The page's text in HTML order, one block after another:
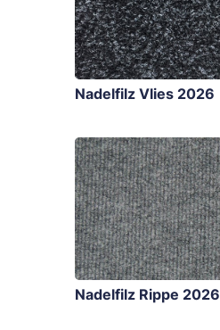
Nadelfilz Vlies 2026
Nadelfilz Rippe 2026